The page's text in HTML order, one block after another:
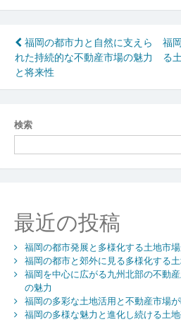
投
稿
ナ
ビ
ゲ
ー
ョ
ン
福岡の都市力と自然に支えら
れた持続的な不動産市場の魅力
と将来性
福
る
検索
最近の投稿
福岡の都市発展と多様化する土地市
福岡の都市と郊外に見る多様化する
福岡を中心に広がる九州北部の不動
の魅力
福岡の多彩な土地活用と不動産市場
福岡の多様な魅力と進化し続ける土